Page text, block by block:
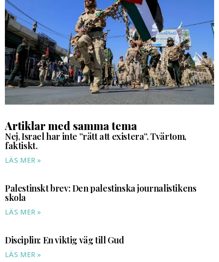
Artiklar med samma tema
Nej, Israel har inte ”rätt att existera”. Tvärtom,
faktiskt.
LÄS MER »
Palestinskt brev: Den palestinska journalistikens
skola
LÄS MER »
Disciplin: En viktig väg till Gud
LÄS MER »